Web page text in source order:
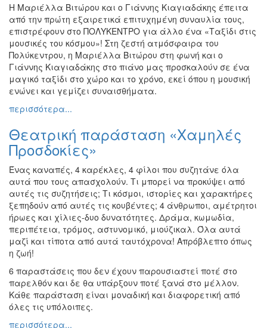
Η Μαριέλλα Βιτώρου και ο Γιάννης Κιαγιαδάκης έπειτα
από την πρώτη εξαιρετικά επιτυχημένη συναυλία τους,
επιστρέφουν στο ΠΟΛΥΚΕΝΤΡΟ για άλλο ένα «Ταξίδι στις
μουσικές του κόσμου»! Στη ζεστή ατμόσφαιρα του
Πολύκεντρου, η Μαριέλλα Βιτώρου στη φωνή και ο
Γιάννης Κιαγιαδάκης στο πιάνο μας προσκαλούν σε ένα
μαγικό ταξίδι στο χώρο και το χρόνο, εκεί όπου η μουσική
ενώνει και γεμίζει συναισθήματα.
περισσότερα...
Θεατρική παράσταση «Χαμηλές
Προσδοκίες»
Ένας καναπές, 4 καρέκλες, 4 φίλοι που συζητάνε όλα
αυτά που τους απασχολούν. Τι μπορεί να προκύψει από
αυτές τις συζητήσεις; Τι κόσμοι, ιστορίες και χαρακτήρες
ξεπηδούν από αυτές τις κουβέντες; 4 άνθρωποι, αμέτρητοι
ήρωες και χίλιες-δυο δυνατότητες. Δράμα, κωμωδία,
περιπέτεια, τρόμος, αστυνομικό, μιούζικαλ. Όλα αυτά
μαζί και τίποτα από αυτά ταυτόχρονα! Απρόβλεπτο όπως
η ζωή!
6 παραστάσεις που δεν έχουν παρουσιαστεί ποτέ στο
παρελθόν και δε θα υπάρξουν ποτέ ξανά στο μέλλον.
Κάθε παράσταση είναι μοναδική και διαφορετική από
όλες τις υπόλοιπες.
περισσότερα...